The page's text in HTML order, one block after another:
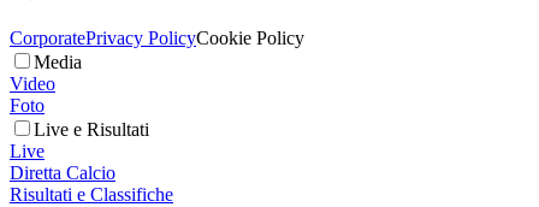
CorporatePrivacy PolicyCookie Policy
Media
Video
Foto
Live e Risultati
Live
Diretta Calcio
Risultati e Classifiche